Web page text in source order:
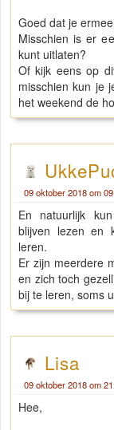
Goed dat je
Misschien is er
kunt uitlaten?
Of kijk eens op
misschien kun je
het weekend de
09 oktober 2018 om
En natuurlijk
blijven lezen en
leren.
Er zijn meerdere
en zich toch
bij te leren, soms
Lisa
09 oktober 2018 om
Hee,